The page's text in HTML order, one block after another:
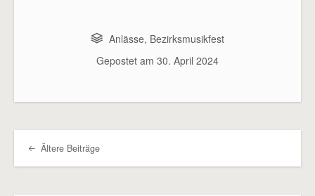
Anlässe, Bezirksmusikfest
Gepostet am 30. April 2024
Beitragsübersicht
Ältere Beiträge